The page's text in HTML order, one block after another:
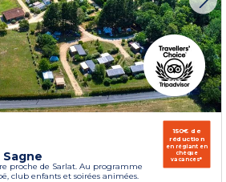
Sagne
proche de Sarlat. Au programme
club enfants et soirées animées.
150€ de
réduction
en réglant en
chèque
vacances*